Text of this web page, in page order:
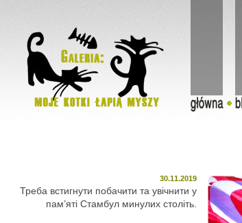
30.11.2019
Треба встигнути побачити та увічнити у
пам’яті Стамбул минулих століть.